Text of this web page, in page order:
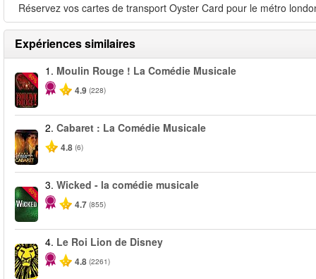
Réservez vos cartes de transport Oyster Card pour le métro
Expériences similaires
-50%
1. Moulin Rouge ! La Comédie Musicale
4.9 (228)
2. Cabaret : La Comédie Musicale
4.8 (6)
-50%
3. Wicked - la comédie musicale
4.7 (855)
4. Le Roi Lion de Disney
4.8 (2261)